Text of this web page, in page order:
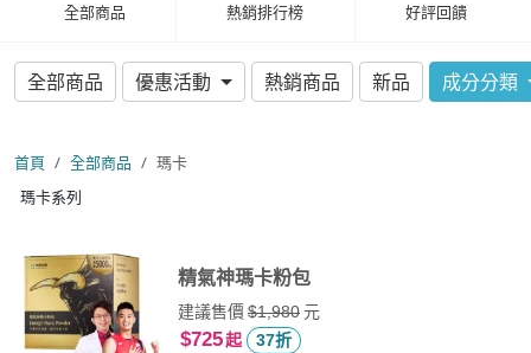
全部商品 熱銷排行榜 好評回饋
全部商品 優惠活動 熱銷商品 新品 成分分類
首頁 全部商品
瑪卡
瑪卡系列
精氣神瑪卡粉包
建議售價$1,980元
$725起 37折